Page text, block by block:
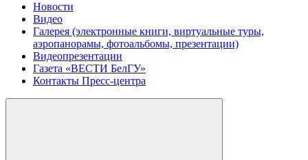
Новости
Видео
Галерея (электронные книги, виртуальные туры,
аэропанорамы, фотоальбомы, презентации)
Видеопрезентации
Газета «ВЕСТИ БелГУ»
Контакты Пресс-центра